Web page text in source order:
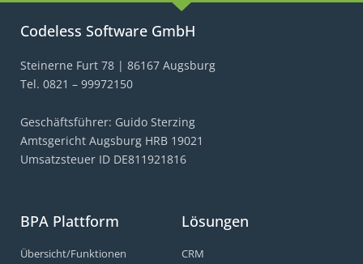
Codeless Software GmbH
Steinerne Furt 78 | 86167 Augsburg
Tel. 0821 – 99972150
Geschäftsführer: Guido Sterzing
Amtsgericht Augsburg HRB 19021
Umsatzsteuer ID DE811921816
BPA Plattform
Übersicht/Funktionen
Lösungen
CRM